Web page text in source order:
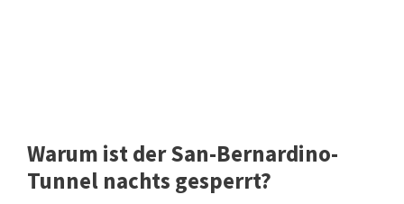
Warum ist der San-Bernardino-
Tunnel nachts gesperrt?